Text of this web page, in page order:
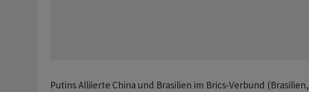
Putins Alliierte China und Brasilien im Brics-Verbund (Brasilien,